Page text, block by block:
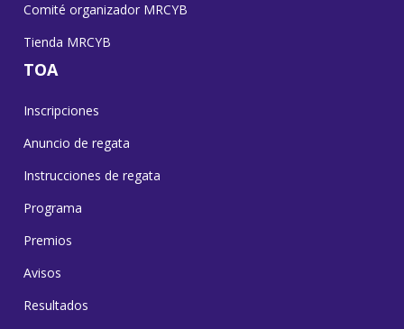
Comité organizador MRCYB
Tienda MRCYB
TOA
Inscripciones
Anuncio de regata
Instrucciones de regata
Programa
Premios
Avisos
Resultados